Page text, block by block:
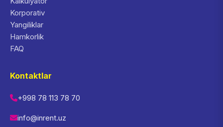
Korporativ
Yangiliklar
Hamkorlik
FAQ
Kontaktlar
+998 78 113 78 70
info@inrent.uz